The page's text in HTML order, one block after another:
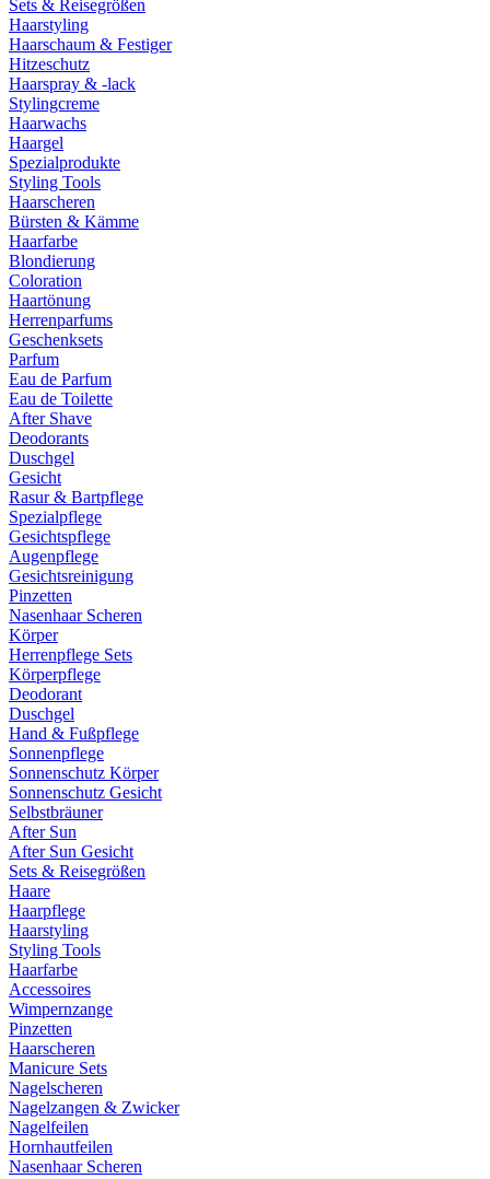
Sets & Reisegrößen
Haarstyling
Haarschaum & Festiger
Hitzeschutz
Haarspray & -lack
Stylingcreme
Haarwachs
Haargel
Spezialprodukte
Styling Tools
Haarscheren
Bürsten & Kämme
Haarfarbe
Blondierung
Coloration
Haartönung
Herrenparfums
Geschenksets
Parfum
Eau de Parfum
Eau de Toilette
After Shave
Deodorants
Duschgel
Gesicht
Rasur & Bartpflege
Spezialpflege
Gesichtspflege
Augenpflege
Gesichtsreinigung
Pinzetten
Nasenhaar Scheren
Körper
Herrenpflege Sets
Körperpflege
Deodorant
Duschgel
Hand & Fußpflege
Sonnenpflege
Sonnenschutz Körper
Sonnenschutz Gesicht
Selbstbräuner
After Sun
After Sun Gesicht
Sets & Reisegrößen
Haare
Haarpflege
Haarstyling
Styling Tools
Haarfarbe
Accessoires
Wimpernzange
Pinzetten
Haarscheren
Manicure Sets
Nagelscheren
Nagelzangen & Zwicker
Nagelfeilen
Hornhautfeilen
Nasenhaar Scheren